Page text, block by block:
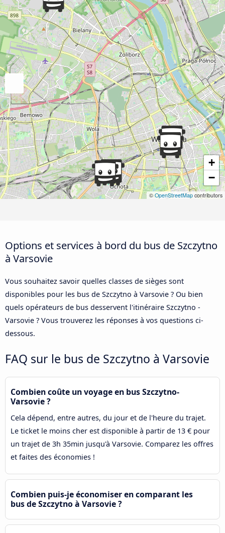
+
−
© OpenStreetMap contributors
Options et services à bord du bus de Szczytno
à Varsovie
Vous souhaitez savoir quelles classes de sièges sont
disponibles pour les bus de Szczytno à Varsovie ? Ou bien
quels opérateurs de bus desservent l'itinéraire Szczytno -
Varsovie ? Vous trouverez les réponses à vos questions ci-
dessous.
FAQ sur le bus de Szczytno à Varsovie
Combien coûte un voyage en bus Szczytno-
Varsovie ?
Cela dépend, entre autres, du jour et de l'heure du trajet.
Le ticket le moins cher est disponible à partir de 13 € pour
un trajet de 3h 35min jusqu'à Varsovie. Comparez les offres
et faites des économies !
Combien puis-je économiser en comparant les
bus de Szczytno à Varsovie ?